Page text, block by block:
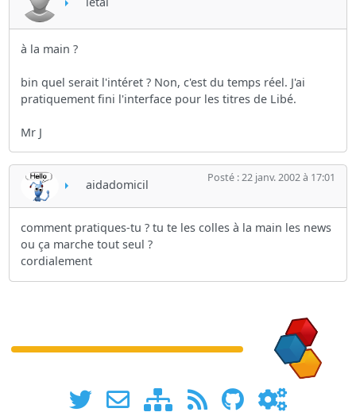
à la main ?
bin quel serait l'intéret ? Non, c'est du temps réel. J'ai
pratiquement fini l'interface pour les titres de Libé.
Mr J
aidadomicil Posté : 22 janv. 2002 à 17:01
comment pratiques-tu ? tu te les colles à la main les news
ou ça marche tout seul ?
cordialement